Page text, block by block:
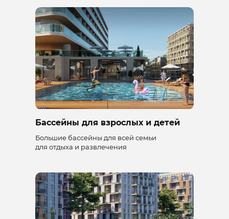
Бассейны для взрослых и детей
Большие бассейны для всей семьи
для отдыха и развлечения